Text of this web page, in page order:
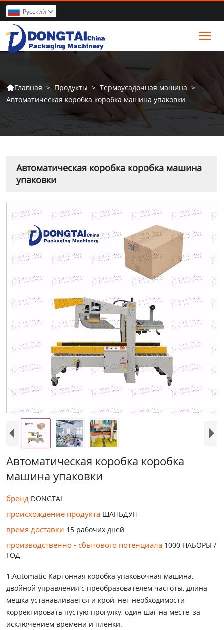
Pусский 
Главная > Продукты > Термоусадочная машина >
Автоматическая коробка коробка машина упаковки
Автоматическая коробка коробка машина
упаковки
Автоматическая коробка коробка
машина упаковки
бренд DONGTAI
происхождение продукта ШАНЬДУН
время доставки 15 рабочих дней
производственно - сбытового потенциала 1000 НАБОРЫ /
ГОД
1.Automatic Картонная коробка упаковочная машина,
двойной управления с преобразователем частоты, длина
мешка устанавливается и крой, нет необходимости
корректировать пустую прогулку, один шаг на месте, за
исключением времени и пленки.